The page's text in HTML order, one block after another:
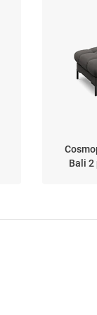
Bali 2